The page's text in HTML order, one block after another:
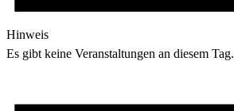
Hinweis
Es gibt keine Veranstaltungen an diesem Tag.